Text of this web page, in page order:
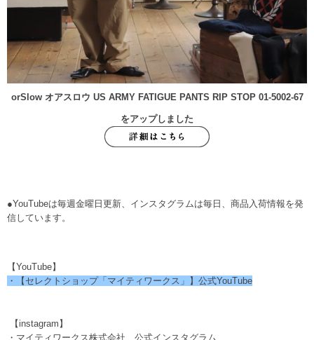
orSlow オアスロウ US ARMY FATIGUE PANTS RIP STOP 01-5002-67
をアップしました
●YouTubeは毎週金曜日更新、インスタグラムは毎日、商品入荷情報を発
信しています。
【YouTube】
・【セレクトショップ「マイティワークス」】公式YouTube
【instagram】
・マイティワークス株式会社 公式インスタグラム